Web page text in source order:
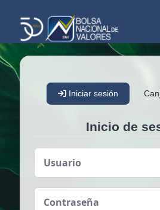
Iniciar sesión
Inicio de
Usuario
Contraseña